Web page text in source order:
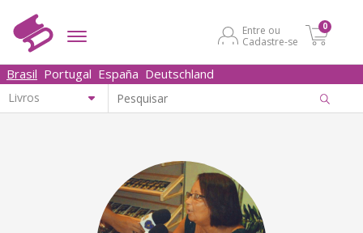
Entre ou
Cadastre-se
0
Brasil Portugal España Deutschland